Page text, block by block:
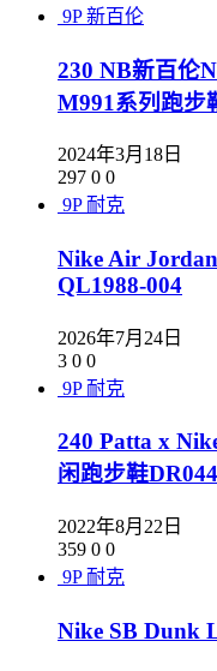
9P 新百伦
230 NB新百伦
M991系列跑步
2024年3月18日
297 0 0
9P 耐克
Nike Air
QL1988-004
2026年7月24日
3 0 0
9P 耐克
240 Patta x
闲跑步鞋
2022年8月22日
359 0 0
9P 耐克
Nike SB Dunk